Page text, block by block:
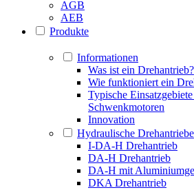
AGB
AEB
Produkte
Informationen
Was ist ein Drehantrieb?
Wie funktioniert ein
Typische
Schwenkmotoren
Innovation
Hydraulische Drehantriebe
I-DA-H Drehantrieb
DA-H Drehantrieb
DA-H mit
DKA Drehantrieb